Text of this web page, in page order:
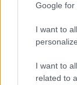
Google for
I want to
I want to
related to